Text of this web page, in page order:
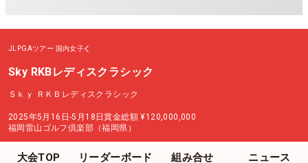
JLPGAツアー 国内女子
Sky RKBレディスクラシック
Ｓｋｙ ＲＫＢレディスクラシック
2025年5月16日-5月18日賞金総額 ¥120,000,000
福岡雷山ゴルフ倶楽部（福岡県）
大会TOP リーダーボード 組み合せ ニュース